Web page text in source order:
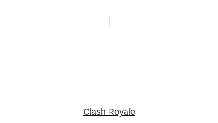
Clash Royale